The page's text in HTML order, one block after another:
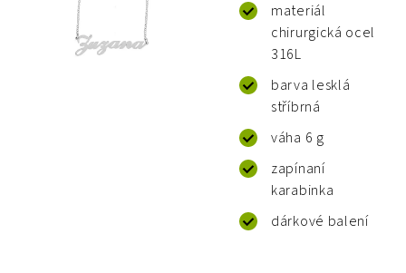
materiál
chirurgická ocel
316L
barva lesklá
stříbrná
váha 6 g
zapínaní
karabinka
dárkové balení